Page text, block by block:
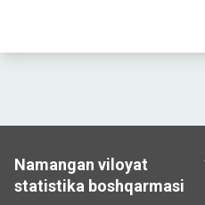
Namangan viloyat
statistika boshqarmasi